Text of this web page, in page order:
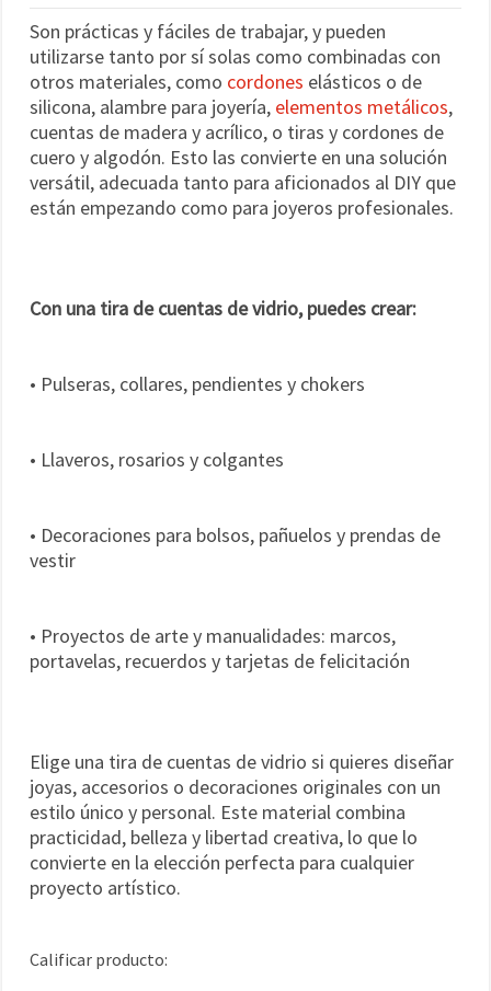
Son prácticas y fáciles de trabajar, y pueden
utilizarse tanto por sí solas como combinadas con
otros materiales, como cordones elásticos o de
silicona, alambre para joyería, elementos metálicos,
cuentas de madera y acrílico, o tiras y cordones de
cuero y algodón. Esto las convierte en una solución
versátil, adecuada tanto para aficionados al DIY que
están empezando como para joyeros profesionales.
Con una tira de cuentas de vidrio, puedes crear:
• Pulseras, collares, pendientes y chokers
• Llaveros, rosarios y colgantes
• Decoraciones para bolsos, pañuelos y prendas de
vestir
• Proyectos de arte y manualidades: marcos,
portavelas, recuerdos y tarjetas de felicitación
Elige una tira de cuentas de vidrio si quieres diseñar
joyas, accesorios o decoraciones originales con un
estilo único y personal. Este material combina
practicidad, belleza y libertad creativa, lo que lo
convierte en la elección perfecta para cualquier
proyecto artístico.
Calificar producto: